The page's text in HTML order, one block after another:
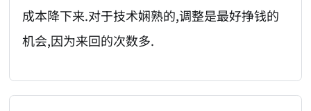
成本降下来.对于技术娴熟的,调整是最好挣钱的
机会,因为来回的次数多.